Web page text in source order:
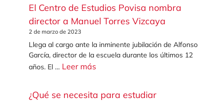
El Centro de Estudios Povisa nombra
director a Manuel Torres Vizcaya
2 de marzo de 2023
Llega al cargo ante la inminente jubilación de Alfonso
García, director de la escuela durante los últimos 12
años. El … Leer más
¿Qué se necesita para estudiar